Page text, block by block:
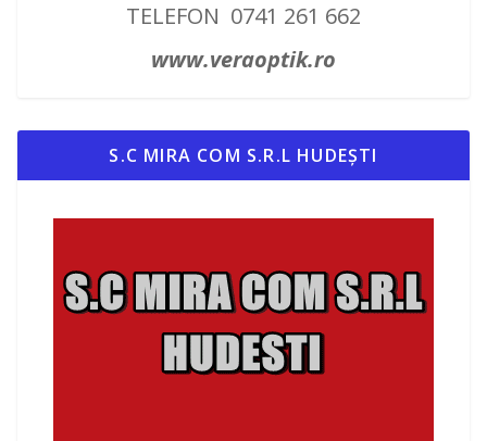
TELEFON 0741 261 662
www.veraoptik.ro
S.C MIRA COM S.R.L HUDEȘTI